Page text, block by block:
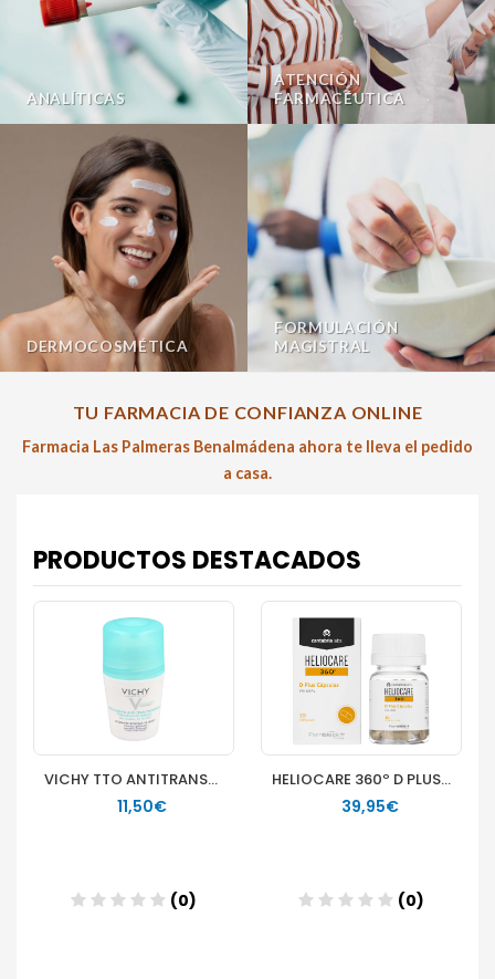
ANALÍTICAS
ATENCIÓN
FARMACÉUTICA
DERMOCOSMÉTICA
FORMULACIÓN
MAGISTRAL
TU FARMACIA DE CONFIANZA ONLINE
Farmacia Las Palmeras Benalmádena ahora te lleva el pedido
a casa.